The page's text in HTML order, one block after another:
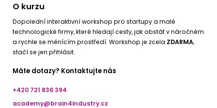
O kurzu
Dopolední interaktivní workshop pro startupy a malé
technologické firmy, které hledají cesty, jak obstát v náročném
a rychle se měnícím prostředí. Workshop je zcela ZDARMA,
stačí se jen přihlásit.
Máte dotazy? Kontaktujte nás
+420 721 836 394
academy@brain4industry.cz